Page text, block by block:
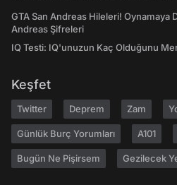
GTA San Andreas Hileleri! Oynamaya
Andreas Şifreleri
IQ Testi: IQ'unuzun Kaç Olduğunu
Keşfet
Twitter Deprem Zam
Günlük Burç Yorumları A101
Bugün Ne Pişirsem Gezilecek